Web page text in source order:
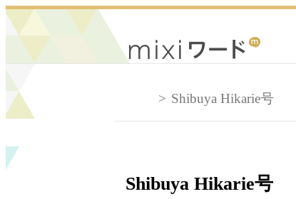
Shibuya Hikarie号
Shibuya Hikarie号